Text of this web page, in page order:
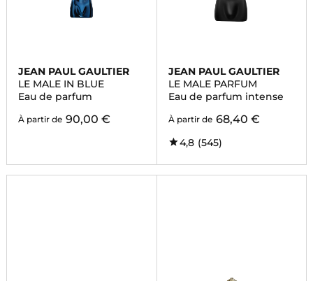
JEAN PAUL GAULTIER
LE MALE IN BLUE
Eau de parfum
À partir de 90,00 €
JEAN PAUL GAULTIER
LE MALE PARFUM
Eau de parfum intense
À partir de 68,40 €
4,8 (545)